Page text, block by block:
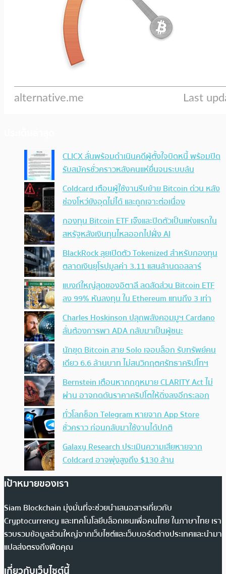
CLICX ลั่นพร้อมดำเนินคดีผู้ตั้งใจบิดหนี้ พร้อมปิด
รับสมัครชั่วคราวหลังคนแห่ยื่นจนระบบล้น
Coldcard เตือนผู้ใช้งานรีบย้าย Bitcoin ด่วน หลัง
ช่องโหว่ยังอุดไม่ได้ และถูกเจาะต่อเนื่อง
กองทุน Bitcoin ETF เจ๊งและปิดตัวเป็นแห่งแรกใน
สหรัฐหลังเงินทุนไหลออกไปฝั่ง AI
BlackRock ลุยเปิดตัว Tokenized สำหรับกองทุน
ตลาดเงินยุโรปมูลค่า 3.11 แสนล้านดอลลาร์
แบงก์ใหญ่สุดของอิตาลี ลดสัดส่วน Bitcoin ETF
ลง 99% หันลงทุน ใน Ethereum แทนถึง 3 เท่า
Charles Hoskinson ปลุกพลังคอมมูฯ Cardano
ลั่นต้องการพา ADA กลับมาเป็นผู้ชนะ
นักขุด Bitcoin สาย Solo เจอบล็อก รับทรัพย์คน
เดียว 6.6 ล้านบาท ไม่สนวิกฤตศรัทธาคริปโทฯ
Bernstein เตือนหากกฎหมาย CLARITY Act ไม่
ผ่าน อาจกดดันราคาคริปโตให้ดิ่งลงอีกระลอก
ทั่วโลกช็อก Telegram หายจาก App Store
ชั่วคราว ก่อนกลับมาใช้งานได้ปกติ
Galaxy Research ประเมินความเสียหายจาก
Coldcard อาจพุ่งสูงถึง $130 ล้าน
เป้าหมายของเรา
Siam Blockchain มุ่งมั่นที่จะช่วยนำเสนอสารเกี่ยวกับ
Cryptocurrency และเทคโนโลยีบล็อกเชนเพื่อคนไทย ในภาษาไทย เรา
รวบรวมข้อมูลส่วนใหญ่จากเว็บไซต์และเว็บบอร์ดต่างประเทศและนำมา
แปลส่งตรงถึงฟีดคุณ
เกี่ยวกับเว็บไซต์นี้